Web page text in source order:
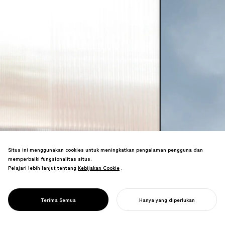
DESAIN ARSITEKTUR
yang mewujudkan filosofi merek sambil
material lokal dan penggunaan kembali
Situs ini menggunakan cookies untuk meningkatkan pengalaman pengguna dan
memperbaiki fungsionalitas situs.
Pelajari lebih lanjut tentang Kebijakan Cookie
Kebijakan Cookie .
Terima Semua Hanya yang diperlukan